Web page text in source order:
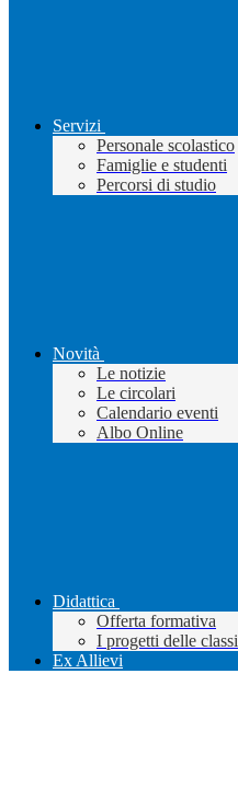
Servizi
Personale scolastico
Famiglie e studenti
Percorsi di studio
Novità
Le notizie
Le circolari
Calendario eventi
Albo Online
Didattica
Offerta formativa
I progetti delle classi
Ex Allievi